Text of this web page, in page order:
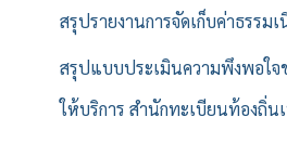
สรุปรายงานการจัดเก็บค่าธรรม
สรุปแบบประเมินความพึงพอใจ
ให้บริการ สำนักทะเบียนท้องถิ่น